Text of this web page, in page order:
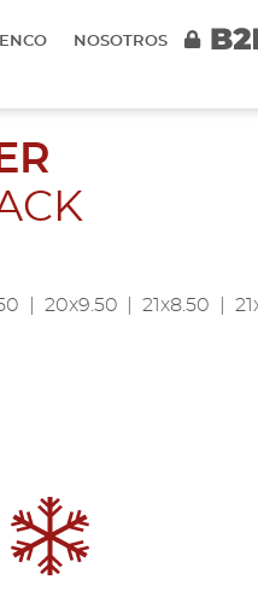
NOSOTROS
| 20x9.50 | 21x8.50 |